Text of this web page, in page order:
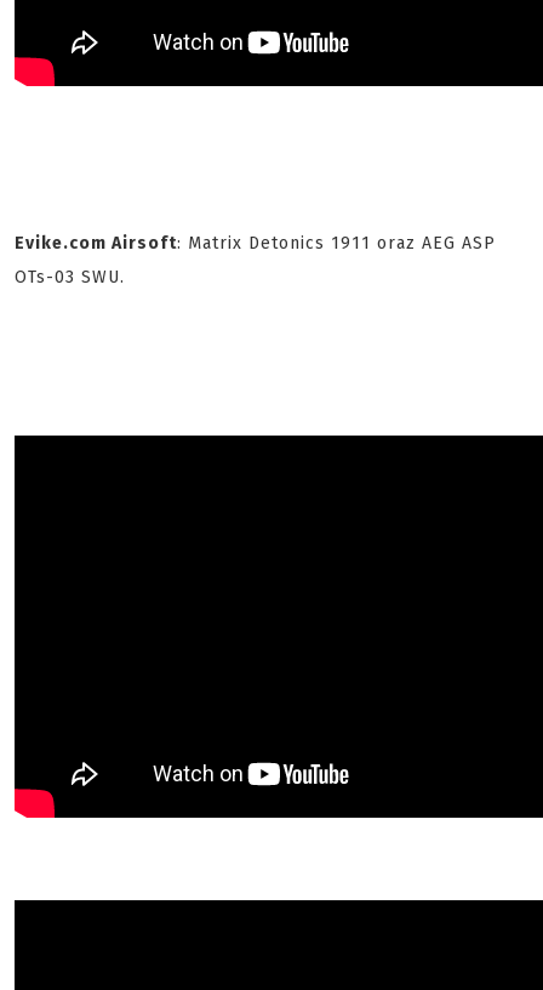
Evike.com Airsoft: Matrix Detonics 1911 oraz AEG ASP
OTs-03 SWU.